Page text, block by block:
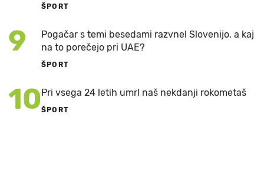
ŠPORT
9
Pogačar s temi besedami razvnel Slovenijo, a kaj
na to porečejo pri UAE?
ŠPORT
10Pri vsega 24 letih umrl naš nekdanji rokometaš
ŠPORT